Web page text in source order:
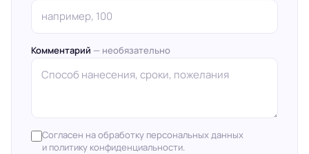
Комментарий — необязательно
Согласен на обработку персональных данных
и политику конфиденциальности.